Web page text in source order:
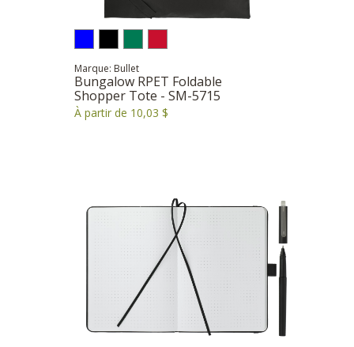
Marque: Bullet
Bungalow RPET Foldable
Shopper Tote - SM-5715
À partir de 10,03 $